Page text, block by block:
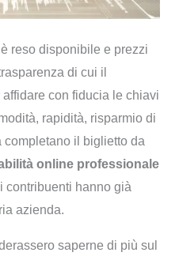
reso disponibile e prezzi
di cui il
con fiducia le chiavi
rapidità, risparmio di
il biglietto da
online professionale
contribuenti hanno già
azienda.
saperne di più sul